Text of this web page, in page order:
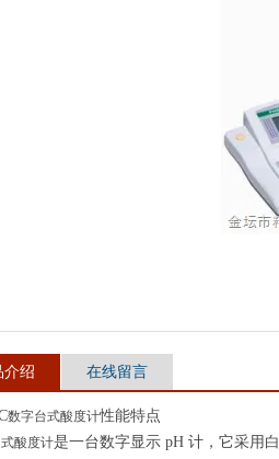
介绍 在线留言
数字台式酸度计性能特点
酸度计是一台数字显示 pH 计，它采用 白